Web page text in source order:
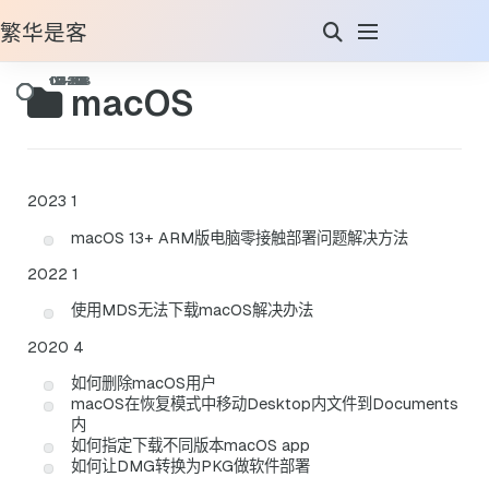
繁华是客
macOS
2023 1
macOS 13+ ARM版电脑零接触部署问题解决方法
2022 1
使用MDS无法下载macOS解决办法
2020 4
如何删除macOS用户
macOS在恢复模式中移动Desktop内文件到Documents
内
如何指定下载不同版本macOS app
如何让DMG转换为PKG做软件部署